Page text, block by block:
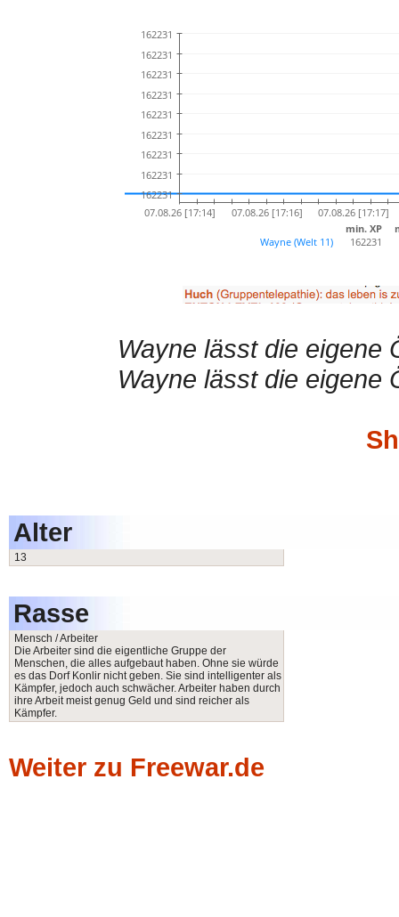
Wayne lässt die eigene
Wayne lässt die eigene
Alter
13
Rasse
Mensch / Arbeiter
Die Arbeiter sind die eigentliche Gruppe der
Menschen, die alles aufgebaut haben. Ohne sie würde
es das Dorf Konlir nicht geben. Sie sind intelligenter als
Kämpfer, jedoch auch schwächer. Arbeiter haben durch
ihre Arbeit meist genug Geld und sind reicher als
Kämpfer.
Weiter zu Freewar.de